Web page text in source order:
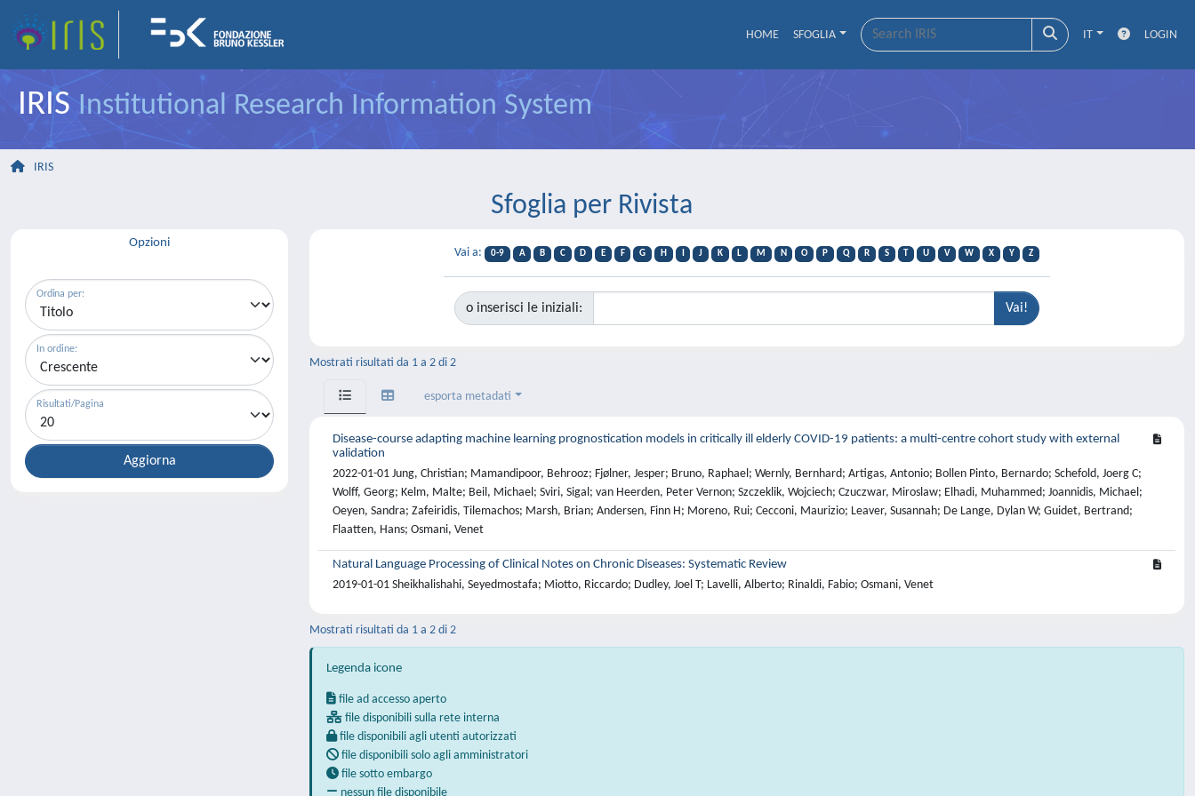
HOME SFOGLIA IT LOGIN
IRISInstitutional Research Information System
IRIS
Sfoglia per Rivista
Opzioni
Ordina per:
In ordine:
Risultati/Pagina
Vai a: 0-9 A B C D E F G H J K L M N O P Q R S T U V W X Y Z
o inserisci le iniziali:
Mostrati risultati da 1 a 2 di 2
esporta metadati
Disease-course adapting machine learning prognostication models in critically ill elderly COVID-19 patients: a multi-centre cohort study with external
validation
2022-01-01 Jung, Christian; Mamandipoor, Behrooz; Fjølner, Jesper; Bruno, Raphael; Wernly, Bernhard; Artigas, Antonio; Bollen Pinto, Bernardo; Schefold, Joerg C;
Wolff, Georg; Kelm, Malte; Beil, Michael; Sviri, Sigal; van Heerden, Peter Vernon; Szczeklik, Wojciech; Czuczwar, Miroslaw; Elhadi, Muhammed; Joannidis, Michael;
Oeyen, Sandra; Zafeiridis, Tilemachos; Marsh, Brian; Andersen, Finn H; Moreno, Rui; Cecconi, Maurizio; Leaver, Susannah; De Lange, Dylan W; Guidet, Bertrand;
Flaatten, Hans; Osmani, Venet
Natural Language Processing of Clinical Notes on Chronic Diseases: Systematic Review
2019-01-01 Sheikhalishahi, Seyedmostafa; Miotto, Riccardo; Dudley, Joel T; Lavelli, Alberto; Rinaldi, Fabio; Osmani, Venet
Mostrati risultati da 1 a 2 di 2
Legenda icone
file ad accesso aperto
file disponibili sulla rete interna
file disponibili agli utenti autorizzati
file disponibili solo agli amministratori
file sotto embargo
nessun file disponibile